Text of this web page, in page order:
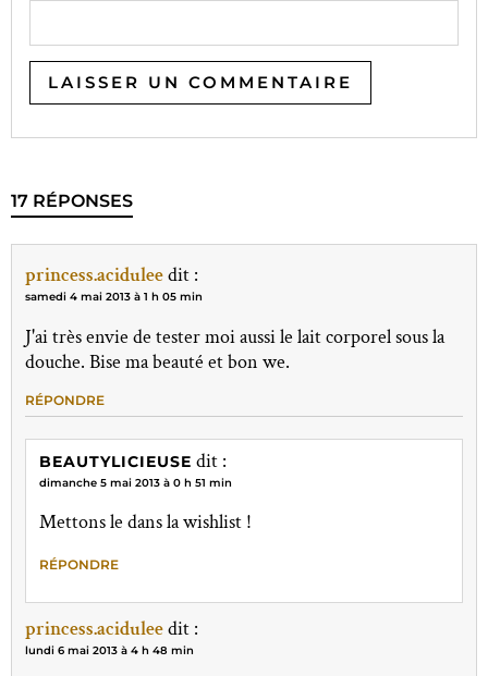
17 RÉPONSES
princess.aciduleedit :
samedi 4 mai 2013 à 1 h 05 min
J'ai très envie de tester moi aussi le lait corporel sous la
douche. Bise ma beauté et bon we.
RÉPONDRE
BEAUTYLICIEUSE dit :
dimanche 5 mai 2013 à 0 h 51 min
Mettons le dans la wishlist !
RÉPONDRE
princess.aciduleedit :
lundi 6 mai 2013 à 4 h 48 min